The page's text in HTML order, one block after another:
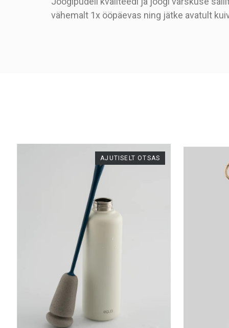
vähemalt 1x ööpäevas ning jätke avatult
AJUTISELT OTSAS